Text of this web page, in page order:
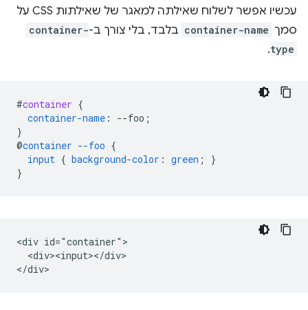
עכשיו אפשר לשלוח שאילתה למאגר של שאילתות CSS על
סמך container-name בלבד, בלי צורך ב-container-
type
.
#container {
container-name : --foo ;
}
@container --foo {
input { background-color : green ;
}
}
<div id="container">
  <div><input></div>